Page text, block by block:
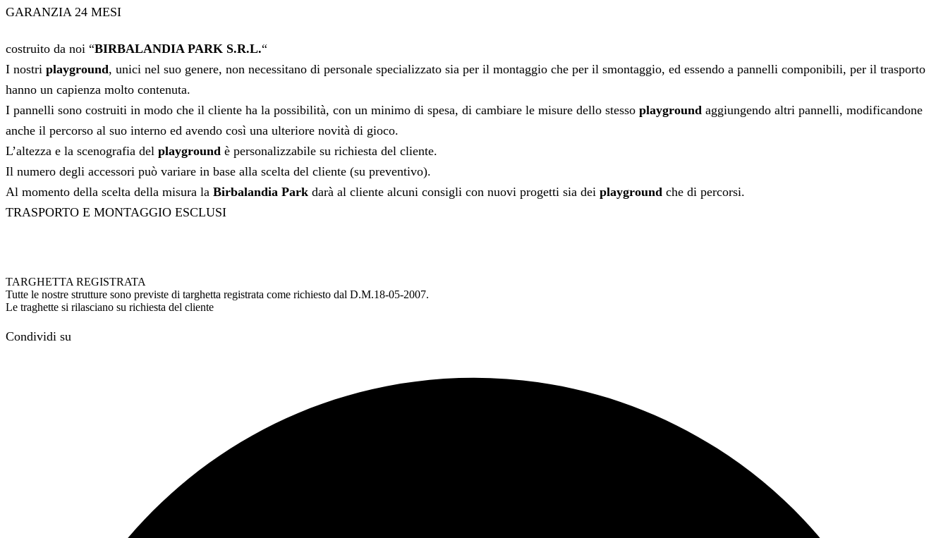
GARANZIA 24 MESI
costruito da noi “BIRBALANDIA PARK S.R.L.“
I nostri playground, unici nel suo genere, non necessitano di personale specializzato sia per il montaggio che per il smontaggio, ed essendo a pannelli componibili, per il trasporto
hanno un capienza molto contenuta.
I pannelli sono costruiti in modo che il cliente ha la possibilità, con un minimo di spesa, di cambiare le misure dello stesso playground aggiungendo altri pannelli, modificandone
anche il percorso al suo interno ed avendo così una ulteriore novità di gioco.
L’altezza e la scenografia del playground è personalizzabile su richiesta del cliente.
Il numero degli accessori può variare in base alla scelta del cliente (su preventivo).
Al momento della scelta della misura la Birbalandia Park darà al cliente alcuni consigli con nuovi progetti sia dei playground che di percorsi.
TRASPORTO E MONTAGGIO ESCLUSI
TARGHETTA REGISTRATA
Tutte le nostre strutture sono previste di targhetta registrata come richiesto dal D.M.18-05-2007.
Le traghette si rilasciano su richiesta del cliente
Condividi su